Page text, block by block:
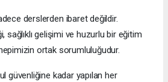
derslerden ibaret değildir.
sağlıklı gelişimi ve huzurlu bir eğitim
ortak sorumluluğudur.
güvenliğine kadar yapılan her